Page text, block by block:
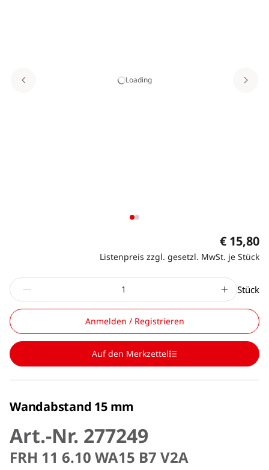
Loading
€ 15,80
Listenpreis zzgl. gesetzl. MwSt. je Stück
Stück
Anmelden / Registrieren
Auf den Merkzettel
Wandabstand 15 mm
Art.-Nr. 277249
FRH 11 6.10 WA15 B7 V2A